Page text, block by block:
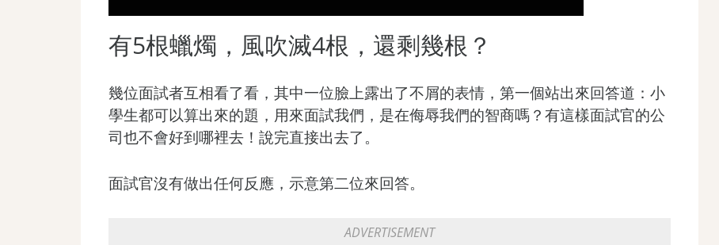
有5根蠟燭，風吹滅4根，還剩幾根？
幾位面試者互相看了看，其中一位臉上露出了不屑的表情，第一個站出來回答道：小
學生都可以算出來的題，用來面試我們，是在侮辱我們的智商嗎？有這樣面試官的公
司也不會好到哪裡去！說完直接出去了。
面試官沒有做出任何反應，示意第二位來回答。